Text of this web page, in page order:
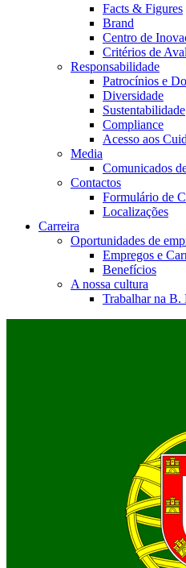
Facts & Figures
Brand
Centro de
Critérios de
Responsabilidade
Patrocínios e
Diversidade
Sustentabilidade
Compliance
Acesso aos
Media
Comunicados
Contactos
Formulário de
Localizações
Carreira
Oportunidades de
Empregos e
Benefícios
A nossa cultura
Trabalhar na B.